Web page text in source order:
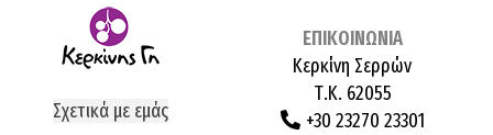
Σχετικά με εμάς
ΕΠΙΚΟΙΝΩΝΙΑ
Κερκίνη Σερρών
Τ.Κ. 62055
+30 23270 23301